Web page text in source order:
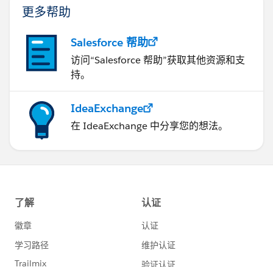
更多帮助
Salesforce 帮助
访问“Salesforce 帮助”获取其他资源和支
持。
IdeaExchange
在 IdeaExchange 中分享您的想法。